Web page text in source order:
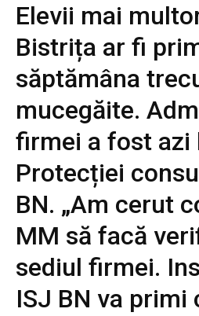
Elevii mai
Bistrița ar fi
săptămâna
mucegăite.
firmei a fost azi
Protecției
BN. „Am cerut
MM să facă
sediul firmei.
ISJ BN va primi